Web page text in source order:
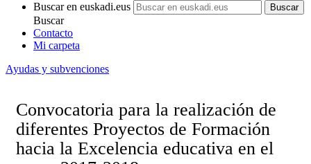
Buscar en euskadi.eus
Buscar
Contacto
Mi carpeta
Ayudas y subvenciones
Convocatoria para la realización de
diferentes Proyectos de Formación
hacia la Excelencia educativa en el